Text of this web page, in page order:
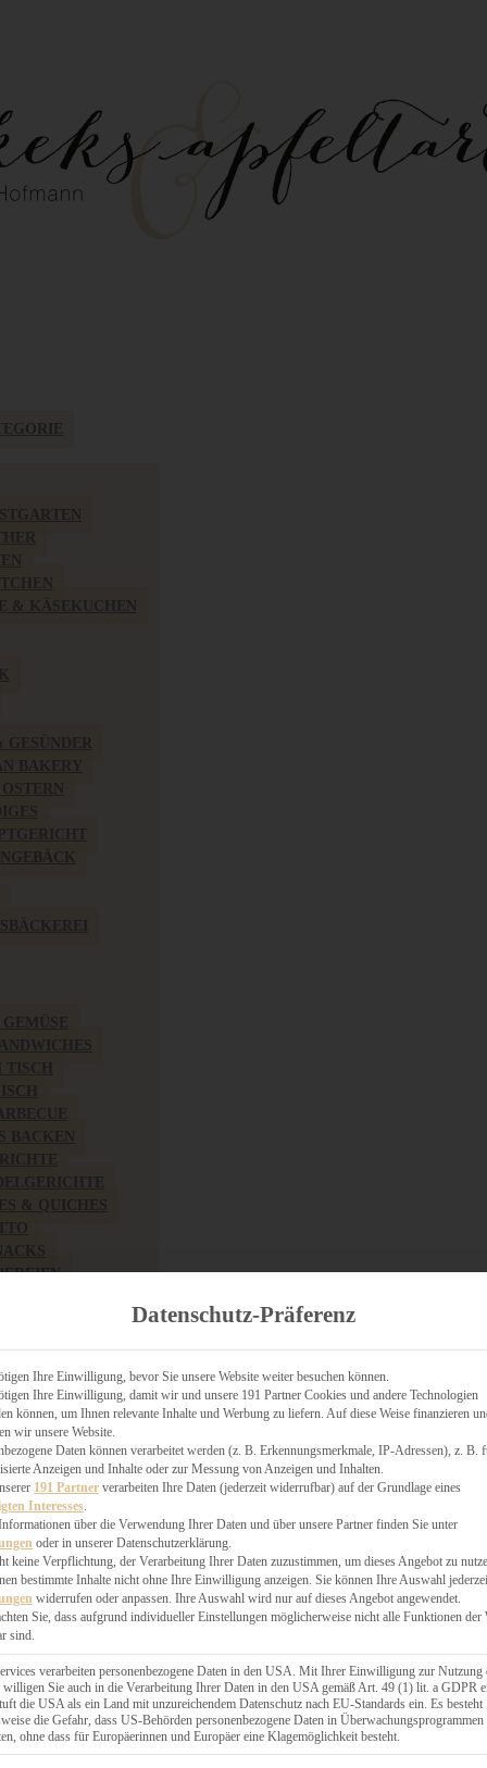
CHUTNEYS
Suche
Datenschutz-Präferenz
Ihre Einwilligung, bevor Sie unsere Website weiter besuchen können.
Ihre Einwilligung, damit wir und unsere 191 Partner Cookies und andere Technologien
können, um Ihnen relevante Inhalte und Werbung zu liefern. Auf diese Weise finanzieren
wir unsere Website.
Daten können verarbeitet werden (z. B. Erkennungsmerkmale, IP-Adressen), z. B.
Anzeigen und Inhalte oder zur Messung von Anzeigen und Inhalten.
191 Partner verarbeiten Ihre Daten (jederzeit widerrufbar) auf der Grundlage eines
Interesses
über die Verwendung Ihrer Daten und über unsere Partner finden Sie unter
oder in unserer Datenschutzerklärung.
keine Verpflichtung, der Verarbeitung Ihrer Daten zuzustimmen, um dieses Angebot zu
bestimmte Inhalte nicht ohne Ihre Einwilligung anzeigen. Sie können Ihre Auswahl
widerrufen oder anpassen. Ihre Auswahl wird nur auf dieses Angebot angewendet.
Sie, dass aufgrund individueller Einstellungen möglicherweise nicht alle Funktionen der
sind.
verarbeiten personenbezogene Daten in den USA. Mit Ihrer Einwilligung zur Nutzung
willigen Sie auch in die Verarbeitung Ihrer Daten in den USA gemäß Art. 49 (1) lit. a GDPR
die USA als ein Land mit unzureichendem Datenschutz nach EU-Standards ein. Es besteht
die Gefahr, dass US-Behörden personenbezogene Daten in Überwachungsprogrammen
ohne dass für Europäerinnen und Europäer eine Klagemöglichkeit besteht.